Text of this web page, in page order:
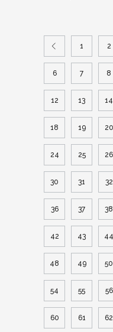
1 2
6 7 8
12 13 14
18 19 20
24 25 26
30 31 32
36 37 38
42 43 44
48 49 50
54 55 56
60 61 62